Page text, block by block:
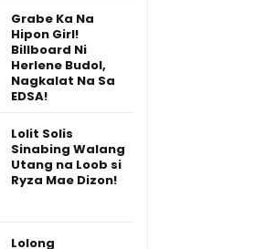
Grabe Ka Na
Hipon Girl!
Billboard Ni
Herlene Budol,
Nagkalat Na Sa
EDSA!
Lolit Solis
Sinabing Walang
Utang na Loob si
Ryza Mae Dizon!
Lolong